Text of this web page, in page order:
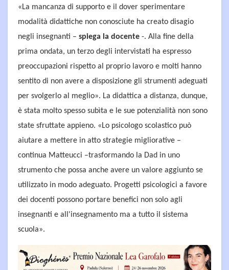
«La mancanza di supporto e il dover sperimentare
modalità didattiche non conosciute ha creato disagio
negli insegnanti – spiega la docente -. Alla fine della
prima ondata, un terzo degli intervistati ha espresso
preoccupazioni rispetto al proprio lavoro e molti hanno
sentito di non avere a disposizione gli strumenti adeguati
per svolgerlo al meglio». La didattica a distanza, dunque,
è stata molto spesso subìta e le sue potenzialità non sono
state sfruttate appieno. «Lo psicologo scolastico può
aiutare a mettere in atto strategie migliorative –
continua Matteucci –trasformando la Dad in uno
strumento che possa anche avere un valore aggiunto se
utilizzato in modo adeguato. Progetti psicologici a favore
dei docenti possono portare benefici non solo agli
insegnanti e all'insegnamento ma a tutto il sistema
scuola».